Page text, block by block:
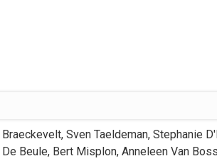
Braeckevelt, Sven Taeldeman, Stephanie
De Beule, Bert Misplon, Anneleen Van